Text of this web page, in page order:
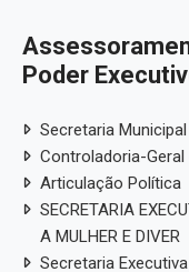
Poder
Secretaria
Controladoria-
Articulação Política
SECRETARIA
A MULHER E DIVER
Secretaria